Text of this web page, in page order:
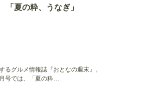
「夏の粋、うなぎ」
るグルメ情報誌『おとなの週末』。
号では、「夏の粋…